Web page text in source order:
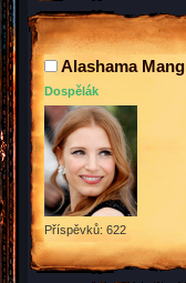
Alashama Mang
Dospělák
Příspěvků: 622